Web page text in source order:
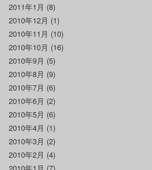
2011年1月 (8)
2010年12月 (1)
2010年11月 (10)
2010年10月 (16)
2010年9月 (5)
2010年8月 (9)
2010年7月 (6)
2010年6月 (2)
2010年5月 (6)
2010年4月 (1)
2010年3月 (2)
2010年2月 (4)